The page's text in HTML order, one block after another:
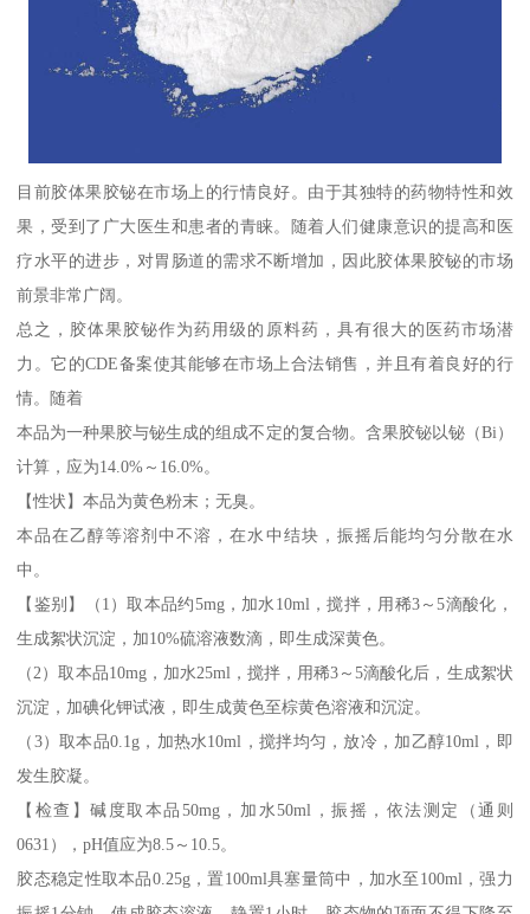
目前胶体果胶铋在市场上的行情良好。由于其独特的药物特性和效
果，受到了广大医生和患者的青睐。随着人们健康意识的提高和医
疗水平的进步，对胃肠道的需求不断增加，因此胶体果胶铋的市场
前景非常广阔。
总之，胶体果胶铋作为药用级的原料药，具有很大的医药市场潜
力。它的CDE备案使其能够在市场上合法销售，并且有着良好的行
情。随着
本品为一种果胶与铋生成的组成不定的复合物。含果胶铋以铋（Bi）
计算，应为14.0%～16.0%。
【性状】本品为黄色粉末；无臭。
本品在乙醇等溶剂中不溶，在水中结块，振摇后能均匀分散在水
中。
【鉴别】（1）取本品约5mg，加水10ml，搅拌，用稀3～5滴酸化，
生成絮状沉淀，加10%硫溶液数滴，即生成深黄色。
（2）取本品10mg，加水25ml，搅拌，用稀3～5滴酸化后，生成絮状
沉淀，加碘化钾试液，即生成黄色至棕黄色溶液和沉淀。
（3）取本品0.1g，加热水10ml，搅拌均匀，放冷，加乙醇10ml，即
发生胶凝。
【检查】碱度取本品50mg，加水50ml，振摇，依法测定（通则
0631），pH值应为8.5～10.5。
胶态稳定性取本品0.25g，置100ml具塞量筒中，加水至100ml，强力